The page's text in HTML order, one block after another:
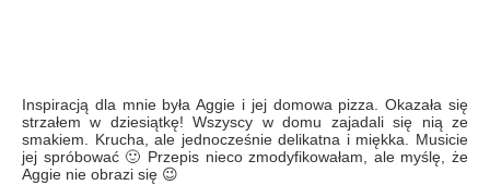
Inspiracją dla mnie była Aggie i jej domowa pizza. Okazała się
strzałem w dziesiątkę! Wszyscy w domu zajadali się nią ze
smakiem. Krucha, ale jednocześnie delikatna i miękka. Musicie
jej spróbować 🙂 Przepis nieco zmodyfikowałam, ale myślę, że
Aggie nie obrazi się 😉